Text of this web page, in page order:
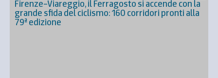
Firenze–Viareggio, il Ferragosto si accende con la
grande sfida del ciclismo: 160 corridori pronti alla
79ª edizione